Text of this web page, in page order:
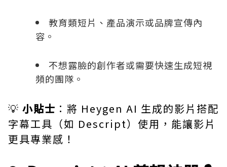
教育類短片、產品演示或品牌宣傳內
容。
不想露臉的創作者或需要快速生成短視
頻的團隊。
💡 小貼士 ：將 Heygen AI 生成的影片搭配
字幕工具（如 Descript）使用，能讓影片
更具專業感！